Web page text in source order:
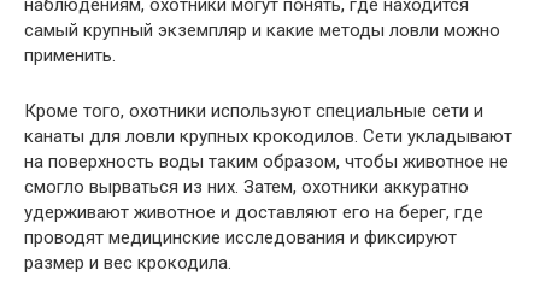
наблюдениям, охотники могут понять, где находится
самый крупный экземпляр и какие методы ловли можно
применить.
Кроме того, охотники используют специальные сети и
канаты для ловли крупных крокодилов. Сети укладывают
на поверхность воды таким образом, чтобы животное не
смогло вырваться из них. Затем, охотники аккуратно
удерживают животное и доставляют его на берег, где
проводят медицинские исследования и фиксируют
размер и вес крокодила.